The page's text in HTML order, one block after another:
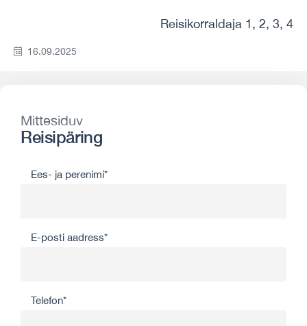
Reisikorraldaja 1, 2, 3, 4
16.09.2025
Mittesiduv
Reisipäring
Ees- ja perenimi*
E-posti aadress*
Telefon*